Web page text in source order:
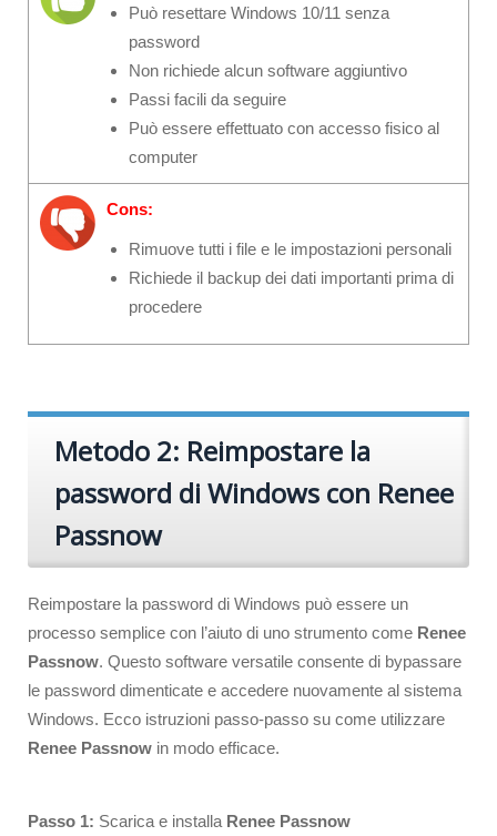
Può resettare Windows 10/11 senza
password
Non richiede alcun software aggiuntivo
Passi facili da seguire
Può essere effettuato con accesso fisico al
computer
Cons:
Rimuove tutti i file e le impostazioni personali
Richiede il backup dei dati importanti prima di
procedere
Metodo 2: Reimpostare la
password di Windows con Renee
Passnow
Reimpostare la password di Windows può essere un
processo semplice con l’aiuto di uno strumento come Renee
Passnow. Questo software versatile consente di bypassare
le password dimenticate e accedere nuovamente al sistema
Windows. Ecco istruzioni passo-passo su come utilizzare
Renee Passnow in modo efficace.
Passo 1: Scarica e installa Renee Passnow